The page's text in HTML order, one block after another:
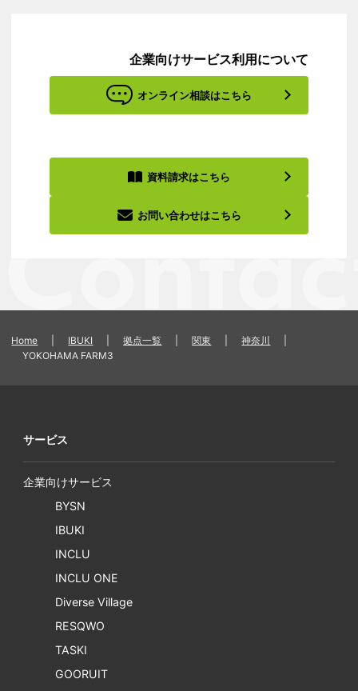
企業向けサービス利用について
オンライン相談はこちら
資料請求はこちら
お問い合わせはこちら
Home IBUKI 拠点一覧 関東 神奈川
YOKOHAMA FARM3
サービス
企業向けサービス
BYSN
IBUKI
INCLU
INCLU ONE
Diverse Village
RESQWO
TASKI
GOORUIT